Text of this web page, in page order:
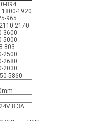
894
1800-1920
965
2170
3600
5000
803
2500
2680
2030
5860
8.3A